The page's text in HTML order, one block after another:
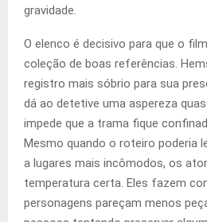
gravidade.
O elenco é decisivo para que o
coleção de boas referências.
registro mais sóbrio para sua
dá ao detetive uma aspereza
impede que a trama fique
Mesmo quando o roteiro poderia
a lugares mais incômodos, os
temperatura certa. Eles fazem
personagens pareçam menos